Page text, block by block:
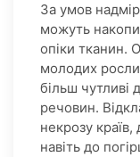
За умов
можуть
опіки тканин.
молодих
більш чутливі
речовин.
некрозу
навіть до